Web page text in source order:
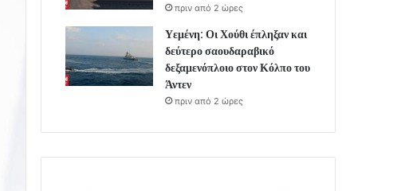
πριν από 2 ώρες
Υεμένη: Οι Χούθι έπληξαν και
δεύτερο σαουδαραβικό
δεξαμενόπλοιο στον Κόλπο του
Άντεν
πριν από 2 ώρες